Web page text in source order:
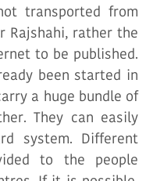
transported from
Rajshahi, rather the
to be published.
been started in
a huge bundle of
They can easily
system. Different
to the people